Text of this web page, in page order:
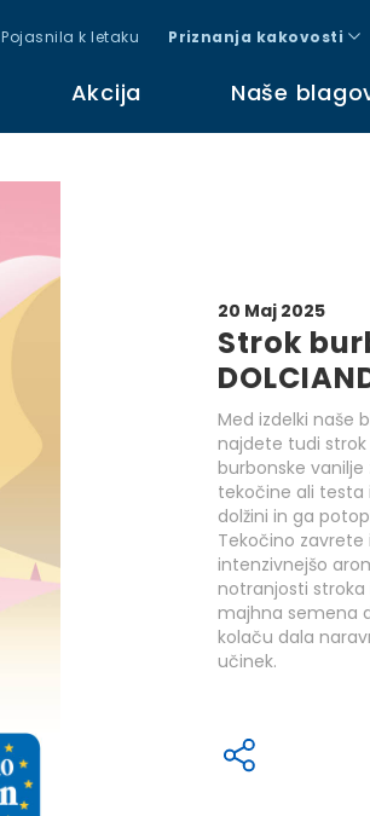
Pojasnila k letaku Priznanja kakovosti
Akcija Naše
20 Maj 2025
Strok
Med izdelki naše
najdete tudi strok
burbonske
tekočine ali testa
dolžini in ga
Tekočino zavrete
intenzivnejšo
notranjosti stroka
majhna semena
kolaču dala
učinek.